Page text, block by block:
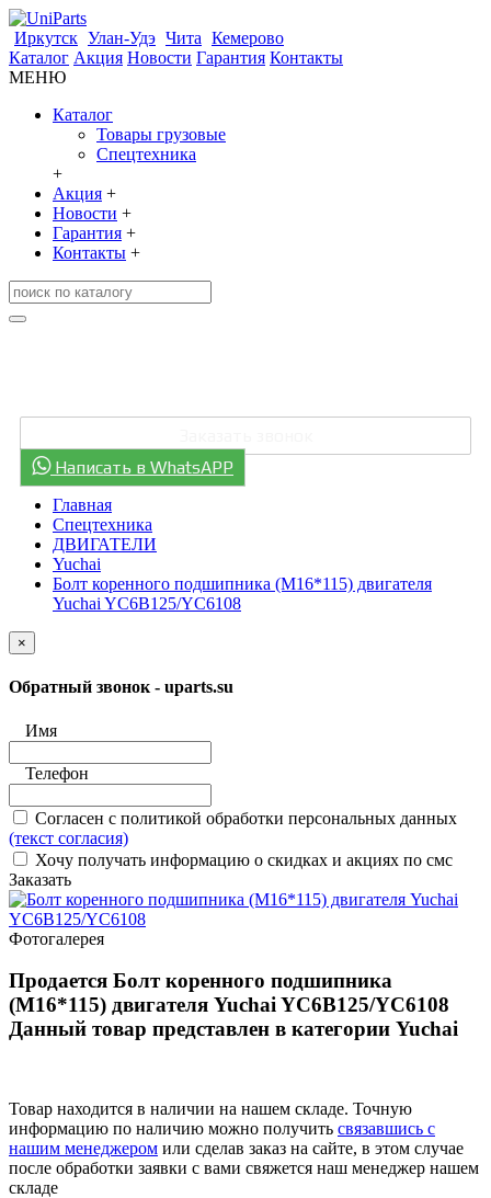
Иркутск Улан-Удэ Чита Кемерово
Каталог Акция Новости Гарантия Контакты
МЕНЮ
Каталог
Товары грузовые
Спецтехника
+
Акция +
Новости +
Гарантия +
Контакты +
Написать в WhatsAPP
Главная
Спецтехника
ДВИГАТЕЛИ
Yuchai
Болт коренного подшипника (M16*115) двигателя
Yuchai YC6B125/YC6108
×
Обратный звонок - uparts.su
Имя
Телефон
Согласен с политикой обработки персональных данных
(текст согласия)
Хочу получать информацию о скидках и акциях по смс
Заказать
Фотогалерея
Продается Болт коренного подшипника
(M16*115) двигателя Yuchai YC6B125/YC6108
Данный товар представлен в категории Yuchai
Товар находится в наличии на нашем складе. Точную
информацию по наличию можно получить связавшись с
нашим менеджером или сделав заказ на сайте, в этом случае
после обработки заявки с вами свяжется наш менеджер нашем
складе